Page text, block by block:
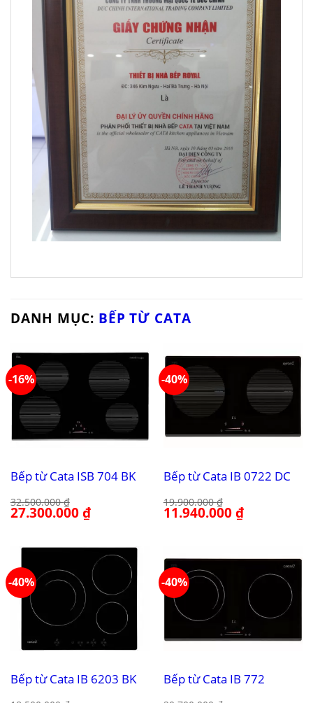
DANH MỤC: BẾP TỪ CATA
-16%
Bếp từ Cata ISB 704 BK
32.500.000₫
Giá
gốc
27.300.000₫Giá
hiện
27.300.000 ₫.
-40%
Bếp từ Cata IB 0722 DC
19.900.000₫
Giá
gốc
11.940.000₫Giá
hiện
-40%
Bếp từ Cata IB 6203 BK
-40%
Bếp từ Cata IB 772